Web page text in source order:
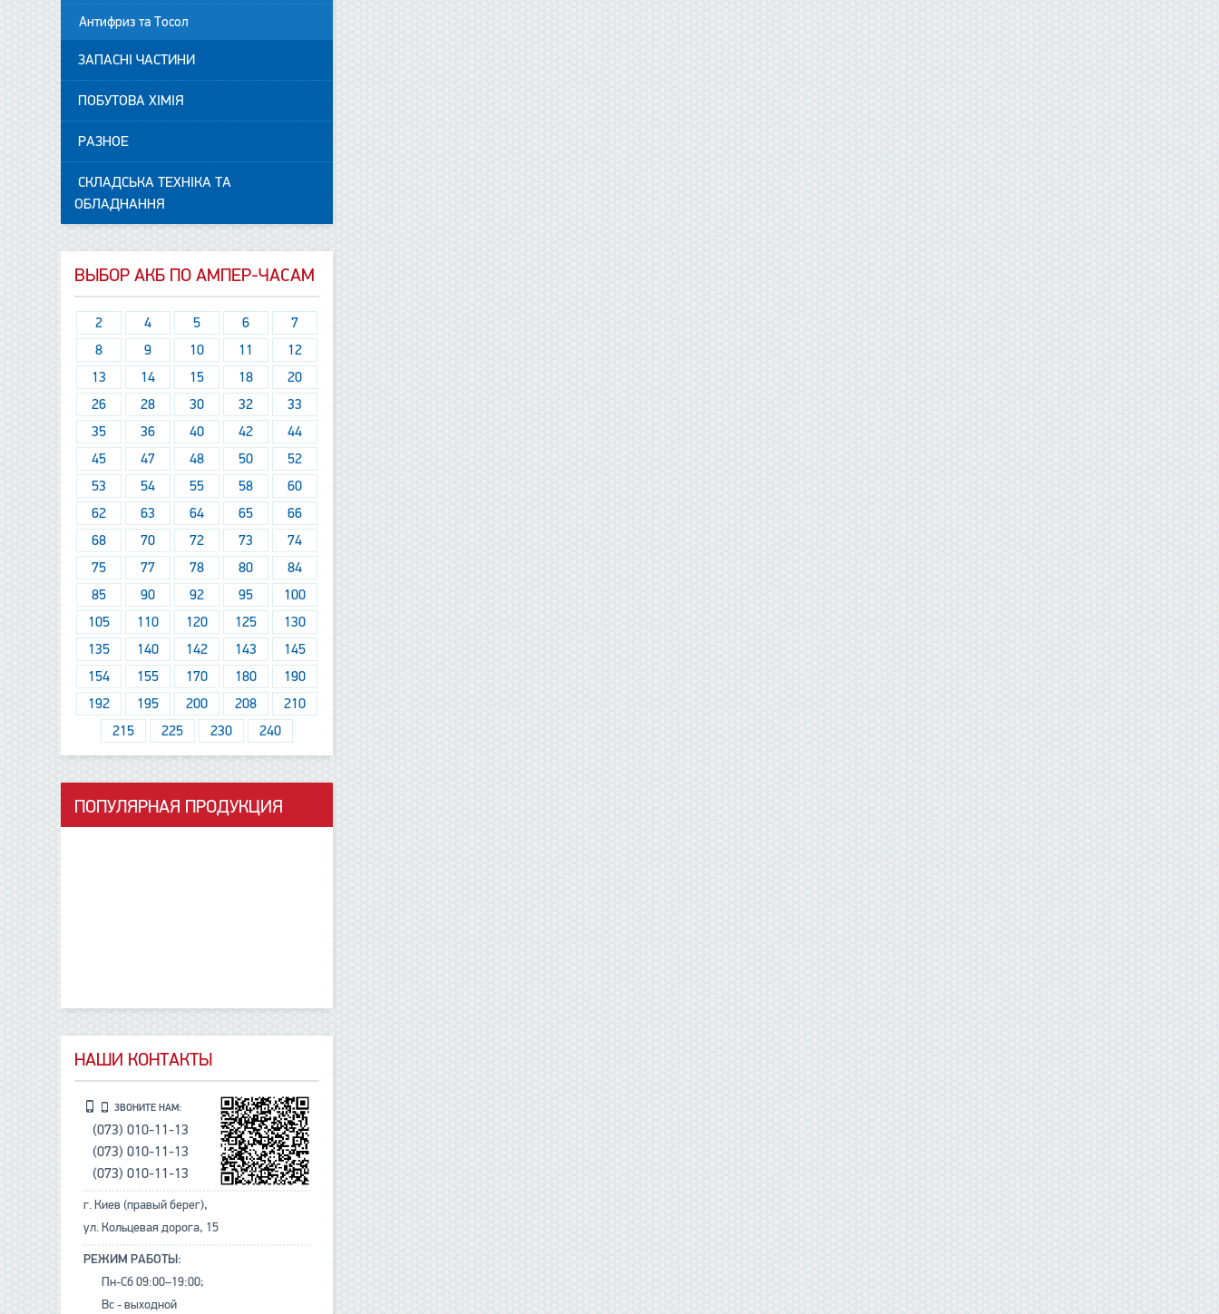
Антифриз та Тосол
ЗАПАСНІ ЧАСТИНИ
ПОБУТОВА ХІМІЯ
РАЗНОЕ
СКЛАДСЬКА ТЕХНІКА ТА
ОБЛАДНАННЯ
ВЫБОР АКБ ПО АМПЕР-ЧАСАМ
2 4 5 6
7
8
9 10 11
12
13
14 15 18
20
26
28 30 32
33
35
36 40 42
44
45
47 48 50
52
53
54 55 58
60
62
63 64 65
66
68
70 72 73
74
75
77 78 80
84
85
90 92 95
100
105
110 120 125
130
135
140 142 143
145
154
155 170 180
190
192
195 200 208
210
215
225 230 240
ПОПУЛЯРНАЯ ПРОДУКЦИЯ
данные отсутствуют
НАШИ КОНТАКТЫ
ЗВОНИТЕ НАМ:
(073) 010-11-13
(073) 010-11-13
(073) 010-11-13
г. Киев (правый берег),
ул. Кольцевая дорога, 15
РЕЖИМ РАБОТЫ:
Пн-Сб 09:00–19:00;
Вс - выходной